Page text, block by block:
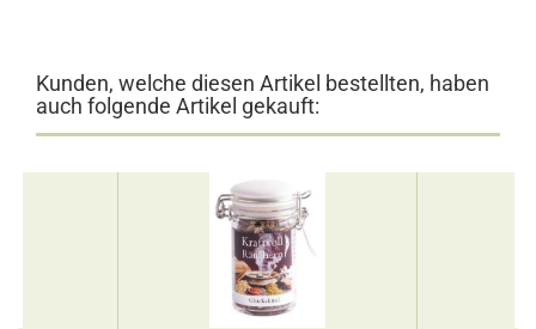
Kunden, welche diesen Artikel bestellten, haben
auch folgende Artikel gekauft: